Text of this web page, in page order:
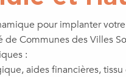
pour implanter
de Communes des Villes
:
aides financières,